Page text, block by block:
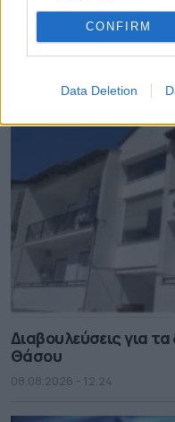
CONFIRM
Data Deletion
ΔΗΜΟΙ
Διαβουλεύσεις για
Θάσου
08.08.2026 - 12.24